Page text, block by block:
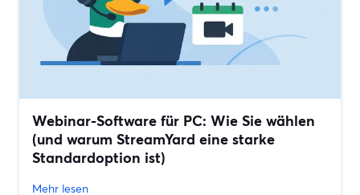
Webinar-Software für PC: Wie Sie wählen
(und warum StreamYard eine starke
Standardoption ist)
Mehr lesen